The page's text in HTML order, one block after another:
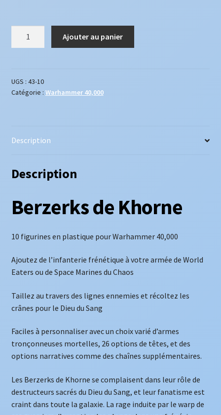
Berzerks
de
Ajouter au panier
UGS : 43-10
Catégorie : Warhammer 40,000
Description
Description
Berzerks de Khorne
10 figurines en plastique pour Warhammer 40,000
Ajoutez de l’infanterie frénétique à votre armée de World
Eaters ou de Space Marines du Chaos
Taillez au travers des lignes ennemies et récoltez les
crânes pour le Dieu du Sang
Faciles à personnaliser avec un choix varié d’armes
tronçonneuses mortelles, 26 options de têtes, et des
options narratives comme des chaînes supplémentaires.
Les Berzerks de Khorne se complaisent dans leur rôle de
destructeurs sacrés du Dieu du Sang, et leur fanatisme est
craint dans toute la galaxie. La rage induite par le warp de